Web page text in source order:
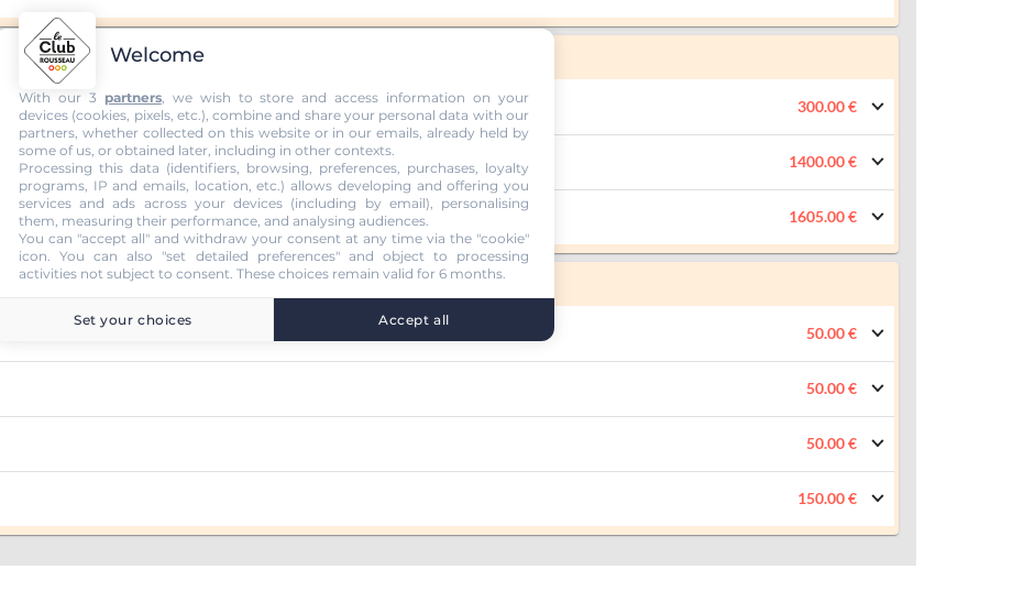
300.00 €
1400.00 €
1605.00 €
50.00 €
50.00 €
50.00 €
150.00 €
Welcome
With our 3 partners, we wish to store and access information on your
devices (cookies, pixels, etc.), combine and share your personal data with our
partners, whether collected on this website or in our emails, already held by
some of us, or obtained later, including in other contexts.
Processing this data (identifiers, browsing, preferences, purchases, loyalty
programs, IP and emails, location, etc.) allows developing and offering you
services and ads across your devices (including by email), personalising
them, measuring their performance, and analysing audiences.
You can "accept all" and withdraw your consent at any time via the "cookie"
icon. You can also "set detailed preferences" and object to processing
activities not subject to consent. These choices remain valid for 6 months.
Set your choices Accept all